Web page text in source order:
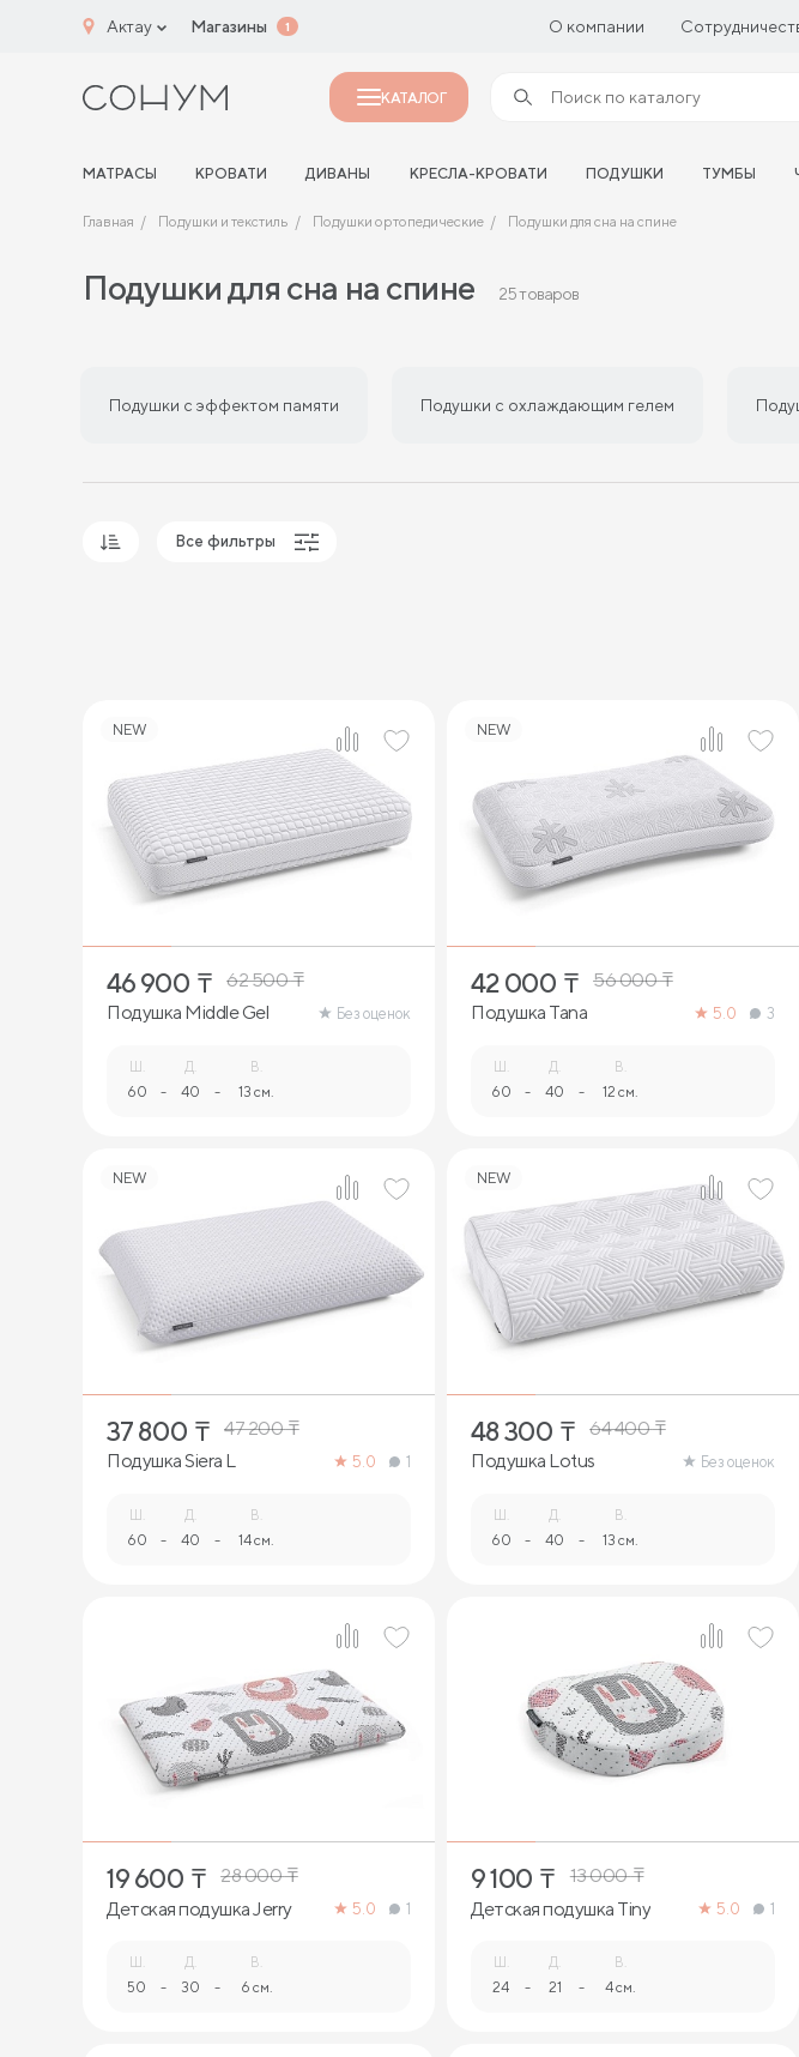
Актау Магазины 1 О компании
КАТАЛОГ
МАТРАСЫ КРОВАТИ ДИВАНЫ КРЕСЛА-КРОВАТИ ПОДУШКИ ТУМБЫ
Главная Подушки и текстиль Подушки ортопедические Подушки для сна на спине
Подушки для сна на спине 25 товаров
Подушки с эффектом памяти Подушки с охлаждающим гелем
Все фильтры
NEW
1
46 900 ₸ 62 500₸
Подушка Middle Gel
Без оценок
Ш.
60 -
Д.
40 -
В.
13 см.
NEW
2
42 000 ₸ 56 000₸
Подушка Tana
5.0 3
Ш.
60 -
Д.
40 -
В.
12 см.
NEW
1
37 800 ₸ 47 200₸
Подушка Siera L
5.0 1
Ш.
60 -
Д.
40 -
В.
14 см.
NEW
2
48 300 ₸ 64 400₸
Подушка Lotus
Без оценок
Ш.
60 -
Д.
40 -
В.
13 см.
1
19 600 ₸ 28 000₸
Детская подушка Jerry
5.0 1
50 -
Д.
30 -
В.
6 см.
1
9 100 ₸ 13 000₸
Детская подушка Tiny
5.0 1
24 -
Д.
21 -
В.
4 см.